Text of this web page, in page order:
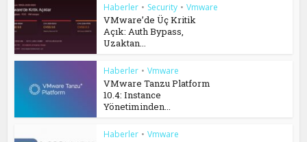
Haberler • Security • Vmware
VMware’de Üç Kritik
Açık: Auth Bypass,
Uzaktan...
Haberler • Vmware
VMware Tanzu Platform
10.4: Instance
Yönetiminden...
Haberler • Vmware